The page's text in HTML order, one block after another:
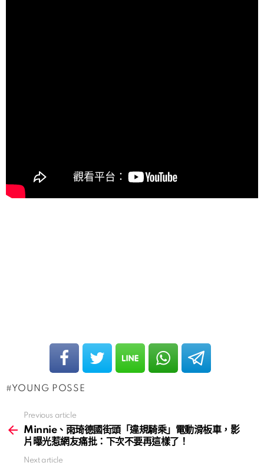
YOUNG POSSE
more
Previous article
Minnie、雨琦德國街頭「違規騎乘」電動滑板車，影
片曝光惹網友痛批：下次不要再這樣了！
Next article